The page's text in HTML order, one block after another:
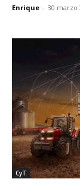
Enrique - 30 marzo
CyT